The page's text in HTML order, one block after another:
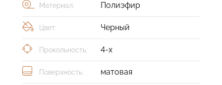
Материал: Полиэфир
Цвет: Черный
Прокольность: 4-х
Поверхность: матовая